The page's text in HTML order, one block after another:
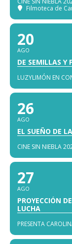
Filmoteca de
20
AGO
DE SEMILLAS Y
LUZYLIMÓN EN
26
AGO
EL SUEÑO DE
CINE SIN NIEBLA
27
AGO
PROYECCIÓN
LUCHA
PRESENTA